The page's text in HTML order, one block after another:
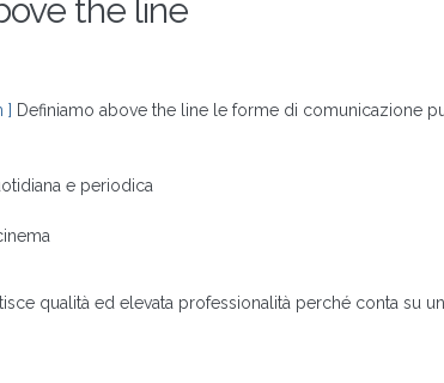
the line
] Definiamo above the line le forme di comunicazione
e periodica
qualità ed elevata professionalità perché conta su